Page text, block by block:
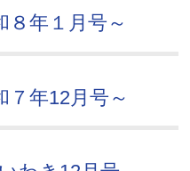
８年１月号～
７年12月号～